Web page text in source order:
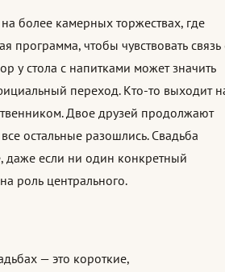
более камерных торжествах, где
программа, чтобы чувствовать связь
у стола с напитками может значить
переход. Кто-то выходит
Двое друзей продолжают
остальные разошлись. Свадьба
даже если ни один конкретный
роль центрального.
— это короткие,